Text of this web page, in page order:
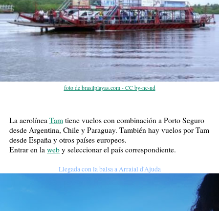
foto de brasilplayas.com - CC by-nc-nd
La aerolínea Tamtiene vuelos con combinación a Porto Seguro
desde Argentina, Chile y Paraguay. También hay vuelos por Tam
desde España y otros países europeos.
Entrar en la weby seleccionar el país correspondiente.
Llegada con la balsa a Arraial d'Ajuda